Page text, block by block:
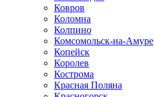
Ковров
Коломна
Колпино
Комсомольск-на-Амуре
Копейск
Королев
Кострома
Красная Поляна